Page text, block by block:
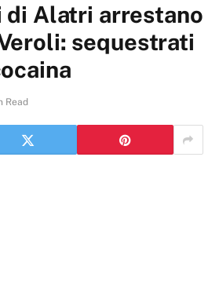
di Alatri arrestano
sequestrati
Read